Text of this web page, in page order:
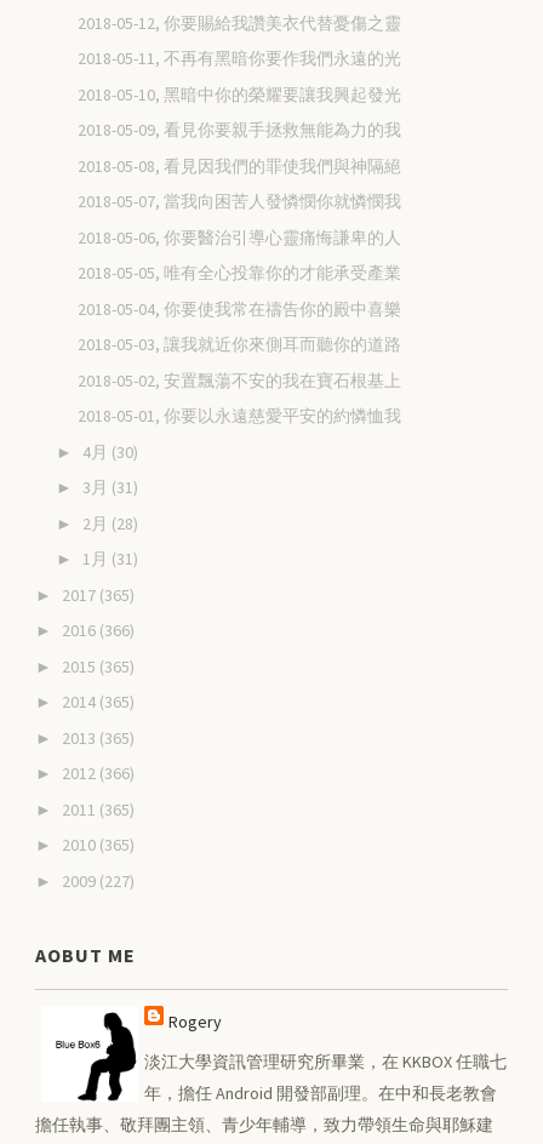
2018-05-12, 你要賜給我讚美衣代替憂傷之靈
2018-05-11, 不再有黑暗你要作我們永遠的光
2018-05-10, 黑暗中你的榮耀要讓我興起發光
2018-05-09, 看見你要親手拯救無能為力的我
2018-05-08, 看見因我們的罪使我們與神隔絕
2018-05-07, 當我向困苦人發憐憫你就憐憫我
2018-05-06, 你要醫治引導心靈痛悔謙卑的人
2018-05-05, 唯有全心投靠你的才能承受產業
2018-05-04, 你要使我常在禱告你的殿中喜樂
2018-05-03, 讓我就近你來側耳而聽你的道路
2018-05-02, 安置飄蕩不安的我在寶石根基上
2018-05-01, 你要以永遠慈愛平安的約憐恤我
► 4月 (30)
► 3月 (31)
► 2月 (28)
► 1月 (31)
► 2017 (365)
► 2016 (366)
► 2015 (365)
► 2014 (365)
► 2013 (365)
► 2012 (366)
► 2011 (365)
► 2010 (365)
► 2009 (227)
AOBUT ME
Rogery
淡江大學資訊管理研究所畢業，在 KKBOX 任職七
年，擔任 Android 開發部副理。在中和長老教會
擔任執事、敬拜團主領、青少年輔導，致力帶領生命與耶穌建